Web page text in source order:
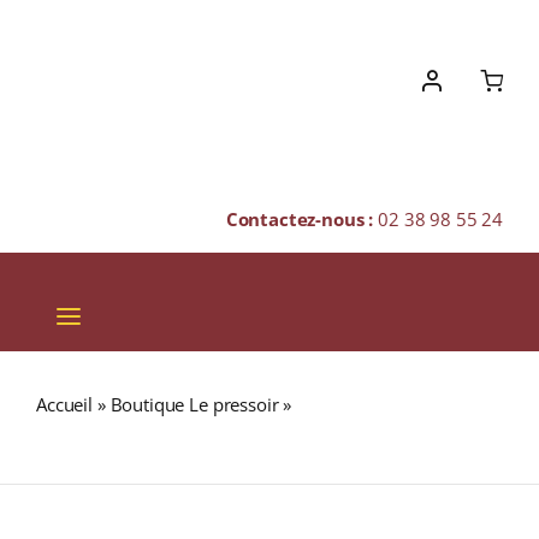
Contactez-nous :02 38 98 55 24
Toggle
Navigation
SPIRITUEUX
Accueil » Boutique Le pressoir»